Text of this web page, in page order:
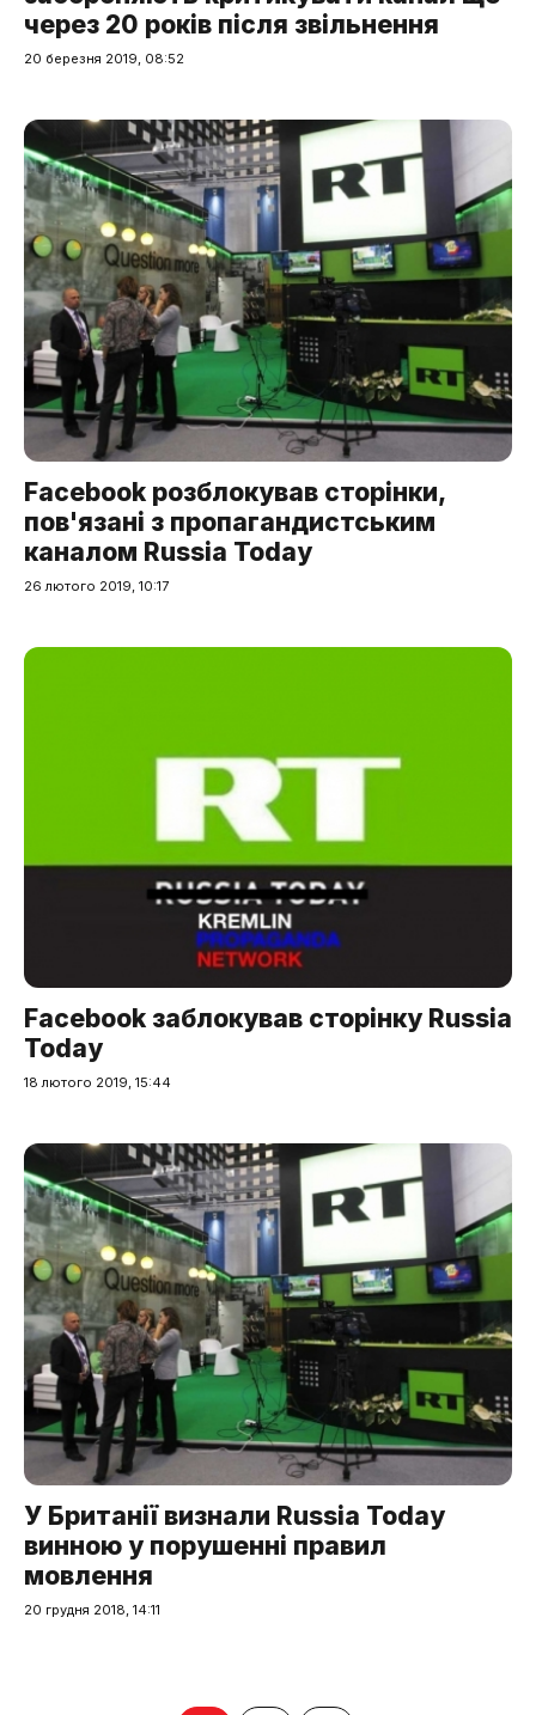
через 20 років після звільнення
20 березня 2019, 08:52
Facebook розблокував сторінки,
пов'язані з пропагандистським
каналом Russia Today
26 лютого 2019, 10:17
Facebook заблокував сторінку Russia
Today
18 лютого 2019, 15:44
У Британії визнали Russia Today
винною у порушенні правил
мовлення
20 грудня 2018, 14:11